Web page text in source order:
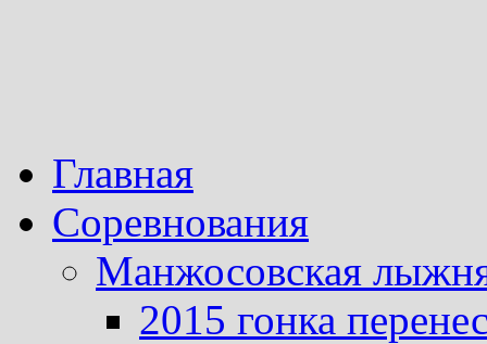
Главная
Соревнования
Манжосовская
2015 гонка